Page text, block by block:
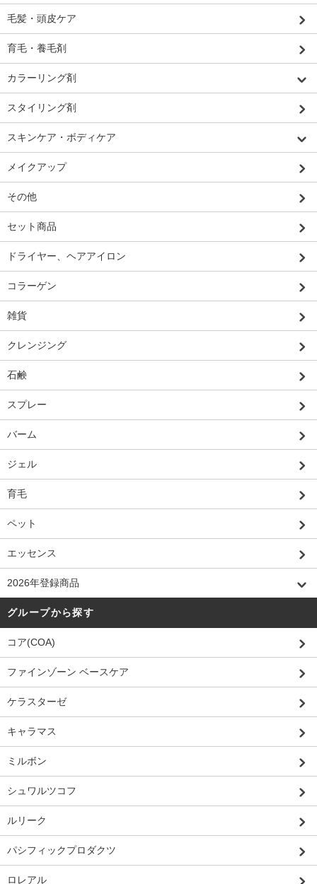
毛髪・頭皮ケア
育毛・養毛剤
カラーリング剤
スタイリング剤
スキンケア・ボディケア
メイクアップ
その他
セット商品
ドライヤー、ヘアアイロン
コラーゲン
雑貨
クレンジング
石鹸
スプレー
バーム
ジェル
育毛
ペット
エッセンス
2026年登録商品
グループから探す
コア(COA)
ファインゾーン ベースケア
ケラスターゼ
キャラマス
ミルボン
シュワルツコフ
ルリーク
パシフィックプロダクツ
ロレアル